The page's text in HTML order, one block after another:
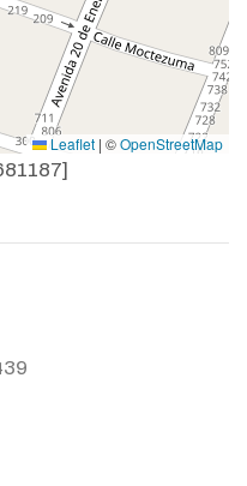
Leaflet | ©OpenStreetMap